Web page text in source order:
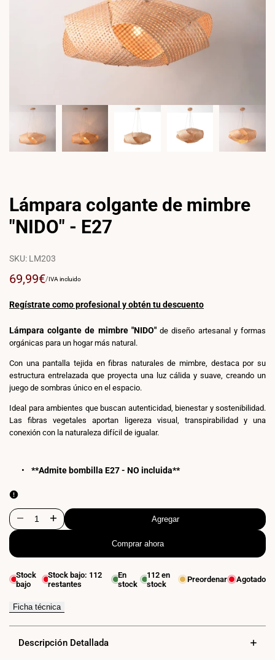
Lámpara colgante de mimbre
"NIDO" - E27
SKU: LM203
Precio
venta
69,99€PRECIO
/POR
IVA incluido
Regístrate como profesional y obtén tu descuento
Lámpara colgante de mimbre "NIDO"de diseño artesanal y formas
orgánicas para un hogar más natural.
Con una pantalla tejida en fibras naturales de mimbre, destaca por su
estructura entrelazada que proyecta una luz cálida y suave, creando un
juego de sombras único en el espacio.
Ideal para ambientes que buscan autenticidad, bienestar y sostenibilidad.
Las fibras vegetales aportan ligereza visual, transpirabilidad y una
conexión con la naturaleza difícil de igualar.
**Admite bombilla E27 - NO incluida**
Lámpara
colgante
de
mimbre
Aumentar
Lámpara
colgante
de
mimbre
Agregar
Comprar ahora
Stock
bajo
Stock bajo: 112
restantes
En
stock
112en
stock
Preordenar Agotado
Ficha técnica
Descripción Detallada